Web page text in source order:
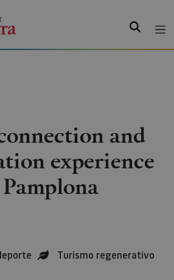
Search
and
experience
Turismo regenerativo